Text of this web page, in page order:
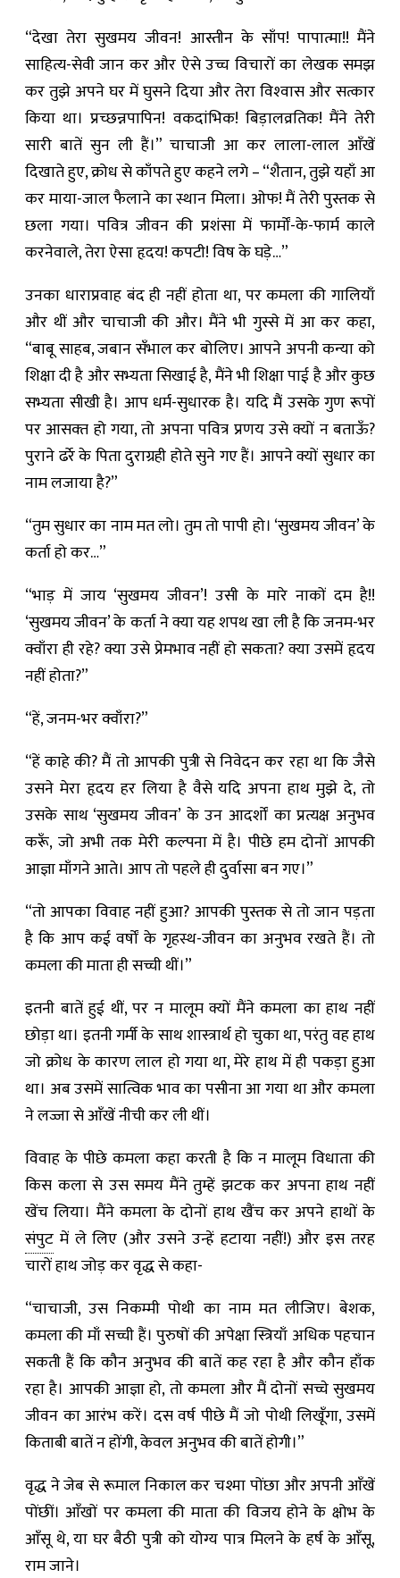
“देखा तेरा सुखमय जीवन! आस्तीन के साँप! पापात्मा!! मैंने
साहित्य-सेवी जान कर और ऐसे उच्च विचारों का लेखक समझ
कर तुझे अपने घर में घुसने दिया और तेरा विश्‍वास और सत्कार
किया था। प्रच्छन्नपापिन! वकदांभिक! बिड़ालव्रतिक! मैंने तेरी
सारी बातें सुन ली हैं।” चाचाजी आ कर लाला-लाल आँखें
दिखाते हुए, क्रोध से काँपते हुए कहने लगे – “शैतान, तुझे यहाँ आ
कर माया-जाल फैलाने का स्थान मिला। ओफ! मैं तेरी पुस्तक से
छला गया। पवित्र जीवन की प्रशंसा में फार्मों-के-फार्म काले
करनेवाले, तेरा ऐसा हृदय! कपटी! विष के घड़े…”
उनका धाराप्रवाह बंद ही नहीं होता था, पर कमला की गालियाँ
और थीं और चाचाजी की और। मैंने भी गुस्से में आ कर कहा,
“बाबू साहब, जबान सँभाल कर बोलिए। आपने अपनी कन्या को
शिक्षा दी है और सभ्यता सिखाई है, मैंने भी शिक्षा पाई है और कुछ
सभ्यता सीखी है। आप धर्म-सुधारक है। यदि मैं उसके गुण रूपों
पर आसक्‍त हो गया, तो अपना पवित्र प्रणय उसे क्यों न बताऊँ?
पुराने ढर्रे के पिता दुराग्रही होते सुने गए हैं। आपने क्यों सुधार का
नाम लजाया है?”
“तुम सुधार का नाम मत लो। तुम तो पापी हो। ‘सुखमय जीवन’ के
कर्ता हो कर…”
“भाड़ में जाय ‘सुखमय जीवन’! उसी के मारे नाकों दम है!!
‘सुखमय जीवन’ के कर्ता ने क्या यह शपथ खा ली है कि जनम-भर
क्वाँरा ही रहे? क्या उसे प्रेमभाव नहीं हो सकता? क्या उसमें हृदय
नहीं होता?”
“हें, जनम-भर क्वाँरा?”
“हें काहे की? मैं तो आपकी पुत्री से निवेदन कर रहा था कि जैसे
उसने मेरा हृदय हर लिया है वैसे यदि अपना हाथ मुझे दे, तो
उसके साथ ‘सुखमय जीवन’ के उन आदर्शों का प्रत्यक्ष अनुभव
करूँ, जो अभी तक मेरी कल्पना में है। पीछे हम दोनों आपकी
आज्ञा माँगने आते। आप तो पहले ही दुर्वासा बन गए।”
“तो आपका विवाह नहीं हुआ? आपकी पुस्तक से तो जान पड़ता
है कि आप कई वर्षों के गृहस्थ-जीवन का अनुभव रखते हैं। तो
कमला की माता ही सच्ची थीं।”
इतनी बातें हुई थीं, पर न मालूम क्यों मैंने कमला का हाथ नहीं
छोड़ा था। इतनी गर्मी के साथ शास्त्रार्थ हो चुका था, परंतु वह हाथ
जो क्रोध के कारण लाल हो गया था, मेरे हाथ में ही पकड़ा हुआ
था। अब उसमें सात्विक भाव का पसीना आ गया था और कमला
ने लज्जा से आँखें नीची कर ली थीं।
विवाह के पीछे कमला कहा करती है कि न मालूम विधाता की
किस कला से उस समय मैंने तुम्हें झटक कर अपना हाथ नहीं
खेंच लिया। मैंने कमला के दोनों हाथ खैंच कर अपने हाथों के
संपुट में ले लिए (और उसने उन्हें हटाया नहीं!) और इस तरह
चारों हाथ जोड़ कर वृद्ध से कहा-
“चाचाजी, उस निकम्मी पोथी का नाम मत लीजिए। बेशक,
कमला की माँ सच्ची हैं। पुरुषों की अपेक्षा स्त्रियाँ अधिक पहचान
सकती हैं कि कौन अनुभव की बातें कह रहा है और कौन हाँक
रहा है। आपकी आज्ञा हो, तो कमला और मैं दोनों सच्चे सुखमय
जीवन का आरंभ करें। दस वर्ष पीछे मैं जो पोथी लिखूँगा, उसमें
किताबी बातें न होंगी, केवल अनुभव की बातें होगी।”
वृद्ध ने जेब से रूमाल निकाल कर चश्मा पोंछा और अपनी आँखें
पोंछीं। आँखों पर कमला की माता की विजय होने के क्षोभ के
आँसू थे, या घर बैठी पुत्री को योग्य पात्र मिलने के हर्ष के आँसू,
राम जाने।